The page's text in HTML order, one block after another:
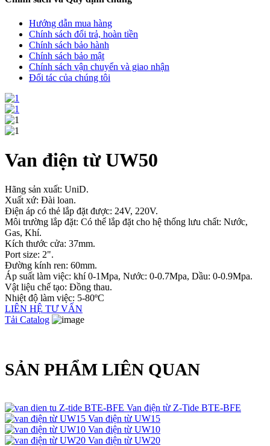
Hướng dẫn mua hàng
Chính sách đổi trả, hoàn tiền
Chính sách bảo hành
Chính sách bảo mật
Chính sách vận chuyển và giao nhận
Đối tác của chúng tôi
Van điện từ UW50
Hãng sản xuất: UniD.
Xuất xứ: Đài loan.
Điện áp có thẻ lắp đặt được: 24V, 220V.
Môi trường lắp đặt: Có thể lắp đặt cho hệ thống lưu chất: Nước,
Gas, Khí.
Kích thước cửa: 37mm.
Port size: 2".
Đường kính ren: 60mm.
Áp suất làm việc: khí 0-1Mpa, Nước: 0-0.7Mpa, Dầu: 0-0.9Mpa.
Vật liệu chế tạo: Đồng thau.
Nhiệt độ làm việc: 5-80ºC
LIÊN HỆ TƯ VẤN
Tải Catalog
SẢN PHẨM LIÊN QUAN
Van điện từ Z-Tide BTE-BFE
Van điện từ UW15
Van điện từ UW10
Van điện từ UW20